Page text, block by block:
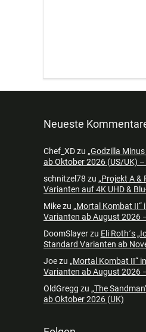
Neueste
Chef_XDzu „Godzilla
ab Oktober 2026 (US/UK)
schnitzel78 zu „Projekt A &
Varianten auf 4K UHD &
Mikezu „Mortal Kombat II“
Varianten ab August 2026
DoomSlayerzu Eli Roth´s
Standard Varianten ab
Joezu „Mortal Kombat II“
Varianten ab August 2026
OldGregg zu „The
ab Oktober 2026 (UK)